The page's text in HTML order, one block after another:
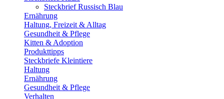
Steckbrief Russisch Blau
Ernährung
Haltung, Freizeit & Alltag
Gesundheit & Pflege
Kitten & Adoption
Produkttipps
Steckbriefe Kleintiere
Haltung
Ernährung
Gesundheit & Pflege
Verhalten